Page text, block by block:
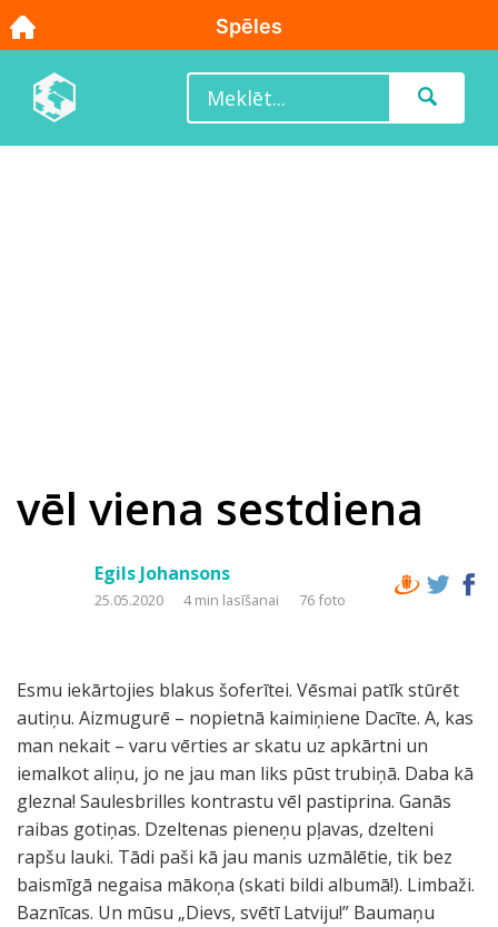
vēl viena sestdiena
Egils Johansons
25.05.2020 4 min lasīšanai 76 foto
Esmu iekārtojies blakus šoferītei. Vēsmai patīk stūrēt
autiņu. Aizmugurē – nopietnā kaimiņiene Dacīte. A, kas
man nekait – varu vērties ar skatu uz apkārtni un
iemalkot aliņu, jo ne jau man liks pūst trubiņā. Daba kā
glezna! Saulesbrilles kontrastu vēl pastiprina. Ganās
raibas gotiņas. Dzeltenas pieneņu pļavas, dzelteni
rapšu lauki. Tādi paši kā jau manis uzmālētie, tik bez
baismīgā negaisa mākoņa (skati bildi albumā!). Limbaži.
Baznīcas. Un mūsu „Dievs, svētī Latviju!” Baumaņu